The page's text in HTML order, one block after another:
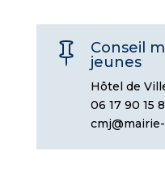

Conseil
jeunes
Hôtel de
06 17 90 15